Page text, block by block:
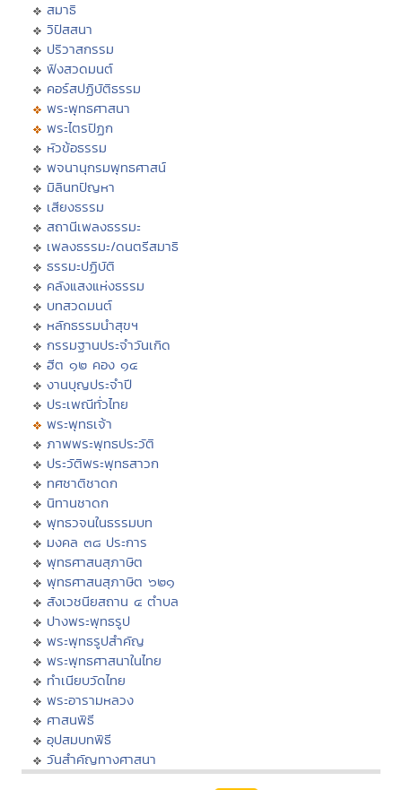
สมาธิ
วิปัสสนา
ปริวาสกรรม
ฟังสวดมนต์
คอร์สปฏิบัติธรรม
พระพุทธศาสนา
พระไตรปิฏก
หัวข้อธรรม
พจนานุกรมพุทธศาสน์
มิลินทปัญหา
เสียงธรรม
สถานีเพลงธรรมะ
เพลงธรรมะ/ดนตรีสมาธิ
ธรรมะปฏิบัติ
คลังแสงแห่งธรรม
บทสวดมนต์
หลักธรรมนำสุขฯ
กรรมฐานประจำวันเกิด
ฮีต ๑๒ คอง ๑๔
งานบุญประจำปี
ประเพณีทั่วไทย
พระพุทธเจ้า
ภาพพระพุทธประวัติ
ประวัติพระพุทธสาวก
ทศชาติชาดก
นิทานชาดก
พุทธวจนในธรรมบท
มงคล ๓๘ ประการ
พุทธศาสนสุภาษิต
พุทธศาสนสุภาษิต ๖๒๑
สังเวชนียสถาน ๔ ตำบล
ปางพระพุทธรูป
พระพุทธรูปสำคัญ
พระพุทธศาสนาในไทย
ทำเนียบวัดไทย
พระอารามหลวง
ศาสนพิธี
อุปสมบทพิธี
วันสำคัญทางศาสนา